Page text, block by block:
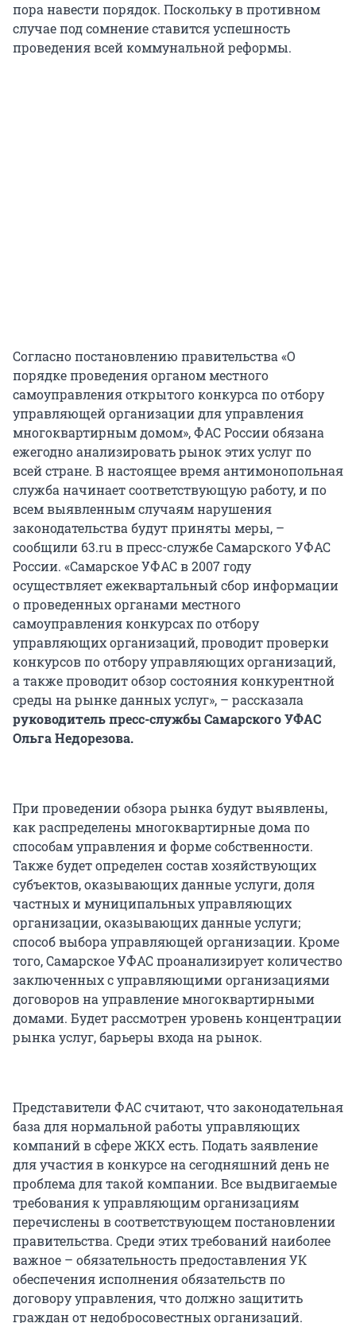
пора навести порядок. Поскольку в противном
случае под сомнение ставится успешность
проведения всей коммунальной реформы.
Согласно постановлению правительства «О
порядке проведения органом местного
самоуправления открытого конкурса по отбору
управляющей организации для управления
многоквартирным домом», ФАС России обязана
ежегодно анализировать рынок этих услуг по
всей стране. В настоящее время антимонопольная
служба начинает соответствующую работу, и по
всем выявленным случаям нарушения
законодательства будут приняты меры, –
сообщили 63.ru в пресс-службе Самарского УФАС
России. «Самарское УФАС в 2007 году
осуществляет ежеквартальный сбор информации
о проведенных органами местного
самоуправления конкурсах по отбору
управляющих организаций, проводит проверки
конкурсов по отбору управляющих организаций,
а также проводит обзор состояния конкурентной
среды на рынке данных услуг», – рассказала
руководитель пресс-службы Самарского УФАС
Ольга Недорезова.
При проведении обзора рынка будут выявлены,
как распределены многоквартирные дома по
способам управления и форме собственности.
Также будет определен состав хозяйствующих
субъектов, оказывающих данные услуги, доля
частных и муниципальных управляющих
организации, оказывающих данные услуги;
способ выбора управляющей организации. Кроме
того, Самарское УФАС проанализирует количество
заключенных с управляющими организациями
договоров на управление многоквартирными
домами. Будет рассмотрен уровень концентрации
рынка услуг, барьеры входа на рынок.
Представители ФАС считают, что законодательная
база для нормальной работы управляющих
компаний в сфере ЖКХ есть. Подать заявление
для участия в конкурсе на сегодняшний день не
проблема для такой компании. Все выдвигаемые
требования к управляющим организациям
перечислены в соответствующем постановлении
правительства. Среди этих требований наиболее
важное – обязательность предоставления УК
обеспечения исполнения обязательств по
договору управления, что должно защитить
граждан от недобросовестных организаций.